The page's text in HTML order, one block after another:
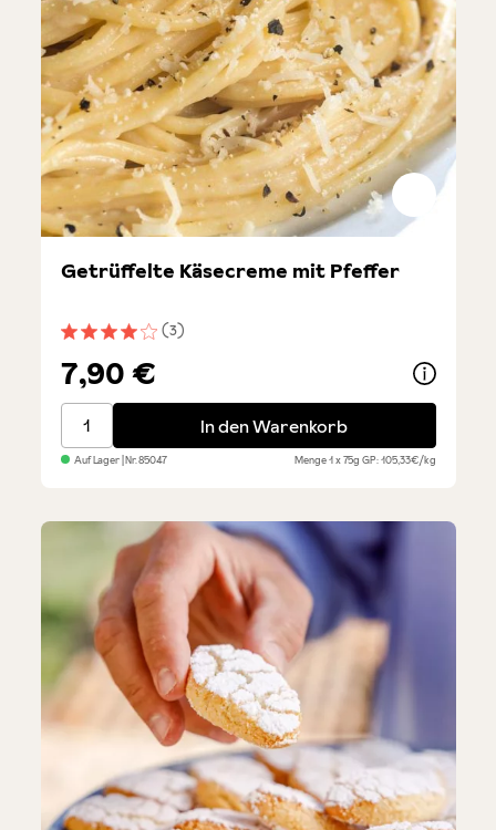
Durchschnittliche Bewertung von 4 von 5 Sternen
(3)
Getrüffelte Käsecreme mit Pfeffer
7,90 €
Getrüffelte Käsecreme mit Pfeffer
In den Warenkorb
Auf Lager| Nr.85047 Menge1 x 75gGP: 105,33€/kg